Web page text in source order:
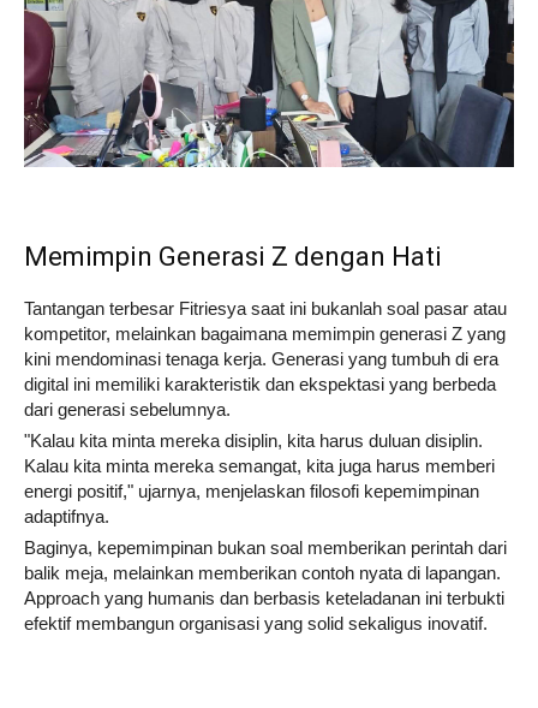
Memimpin Generasi Z dengan Hati
Tantangan terbesar Fitriesya saat ini bukanlah soal pasar atau
kompetitor, melainkan bagaimana memimpin generasi Z yang
kini mendominasi tenaga kerja. Generasi yang tumbuh di era
digital ini memiliki karakteristik dan ekspektasi yang berbeda
dari generasi sebelumnya.
"Kalau kita minta mereka disiplin, kita harus duluan disiplin.
Kalau kita minta mereka semangat, kita juga harus memberi
energi positif," ujarnya, menjelaskan filosofi kepemimpinan
adaptifnya.
Baginya, kepemimpinan bukan soal memberikan perintah dari
balik meja, melainkan memberikan contoh nyata di lapangan.
Approach yang humanis dan berbasis keteladanan ini terbukti
efektif membangun organisasi yang solid sekaligus inovatif.